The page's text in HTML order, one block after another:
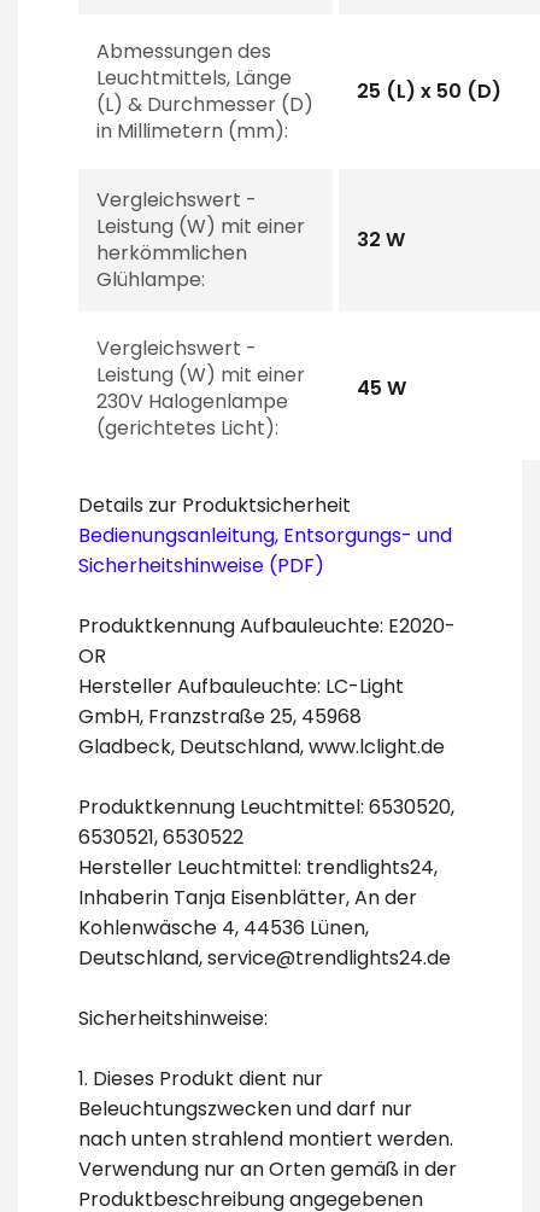
Abmessungen des
Leuchtmittels, Länge
(L) & Durchmesser (D)
in Millimetern (mm):
25 (L) x 50 (D)
Vergleichswert -
Leistung (W) mit einer
herkömmlichen
Glühlampe:
32 W
Vergleichswert -
Leistung (W) mit einer
230V Halogenlampe
(gerichtetes Licht):
45 W
Details zur Produktsicherheit
Bedienungsanleitung, Entsorgungs- und
Sicherheitshinweise (PDF)
Produktkennung Aufbauleuchte: E2020-
OR
Hersteller Aufbauleuchte: LC-Light
GmbH, Franzstraße 25, 45968
Gladbeck, Deutschland, www.lclight.de
Produktkennung Leuchtmittel: 6530520,
6530521, 6530522
Hersteller Leuchtmittel: trendlights24,
Inhaberin Tanja Eisenblätter, An der
Kohlenwäsche 4, 44536 Lünen,
Deutschland, service@trendlights24.de
Sicherheitshinweise:
1. Dieses Produkt dient nur
Beleuchtungszwecken und darf nur
nach unten strahlend montiert werden.
Verwendung nur an Orten gemäß in der
Produktbeschreibung angegebenen